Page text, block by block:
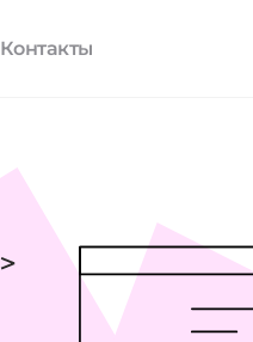
Контакты